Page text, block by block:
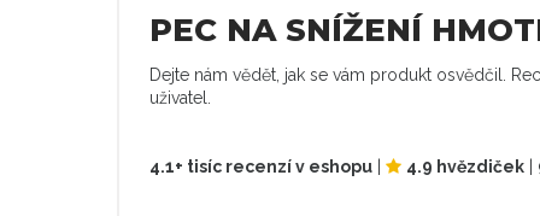
PEC NA SNÍŽENÍ
Dejte nám vědět, jak se vám produkt osvědčil.
uživatel.
4.1+ tisíc recenzí v eshopu 4.9 hvězdiček